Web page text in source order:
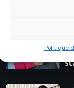
Politique